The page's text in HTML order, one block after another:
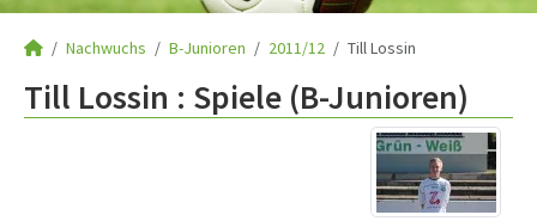
Nachwuchs B-Junioren 2011/12 Till Lossin
Till Lossin : Spiele (B-Junioren)